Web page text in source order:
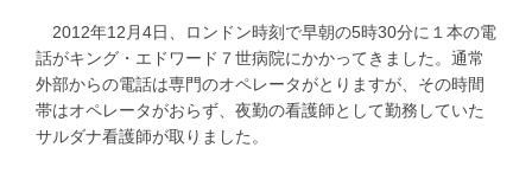
2012年12月4日、ロンドン時刻で早朝の5時30分に１本の電
話がキング・エドワード７世病院にかかってきました。通常
外部からの電話は専門のオペレータがとりますが、その時間
帯はオペレータがおらず、夜勤の看護師として勤務していた
サルダナ看護師が取りました。